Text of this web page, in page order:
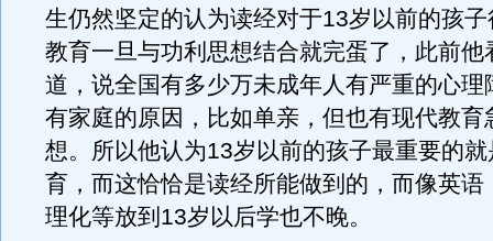
生仍然坚定的认为读经对于13岁以前的孩
教育一旦与功利思想结合就完蛋了，此前他
道，说全国有多少万未成年人有严重的心理
有家庭的原因，比如单亲，但也有现代教育
想。所以他认为13岁以前的孩子最重要的
育，而这恰恰是读经所能做到的，而像英语
理化等放到13岁以后学也不晚。